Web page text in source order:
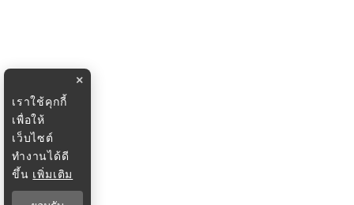
×
เราใช้คุกกี้
เพื่อให้
เว็บไซต์
ทำงานได้ดี
ขึ้น เพิ่มเติม